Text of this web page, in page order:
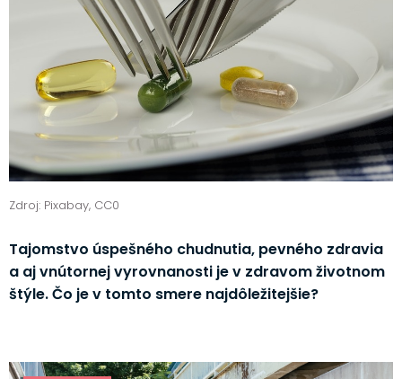
Zdroj: Pixabay, CC0
Tajomstvo úspešného chudnutia, pevného zdravia
a aj vnútornej vyrovnanosti je v zdravom životnom
štýle. Čo je v tomto smere najdôležitejšie?